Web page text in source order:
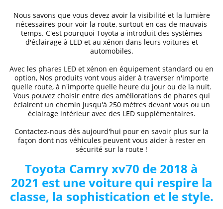
Nous savons que vous devez avoir la visibilité et la lumière
nécessaires pour voir la route, surtout en cas de mauvais
temps. C'est pourquoi Toyota a introduit des systèmes
d'éclairage à LED et au xénon dans leurs voitures et
automobiles.
Avec les phares LED et xénon en équipement standard ou en
option, Nos produits vont vous aider à traverser n'importe
quelle route, à n'importe quelle heure du jour ou de la nuit.
Vous pouvez choisir entre des améliorations de phares qui
éclairent un chemin jusqu'à 250 mètres devant vous ou un
éclairage intérieur avec des LED supplémentaires.
Contactez-nous dès aujourd'hui pour en savoir plus sur la
façon dont nos véhicules peuvent vous aider à rester en
sécurité sur la route !
Toyota Camry xv70 de 2018 à
2021 est une voiture qui respire la
classe, la sophistication et le style.